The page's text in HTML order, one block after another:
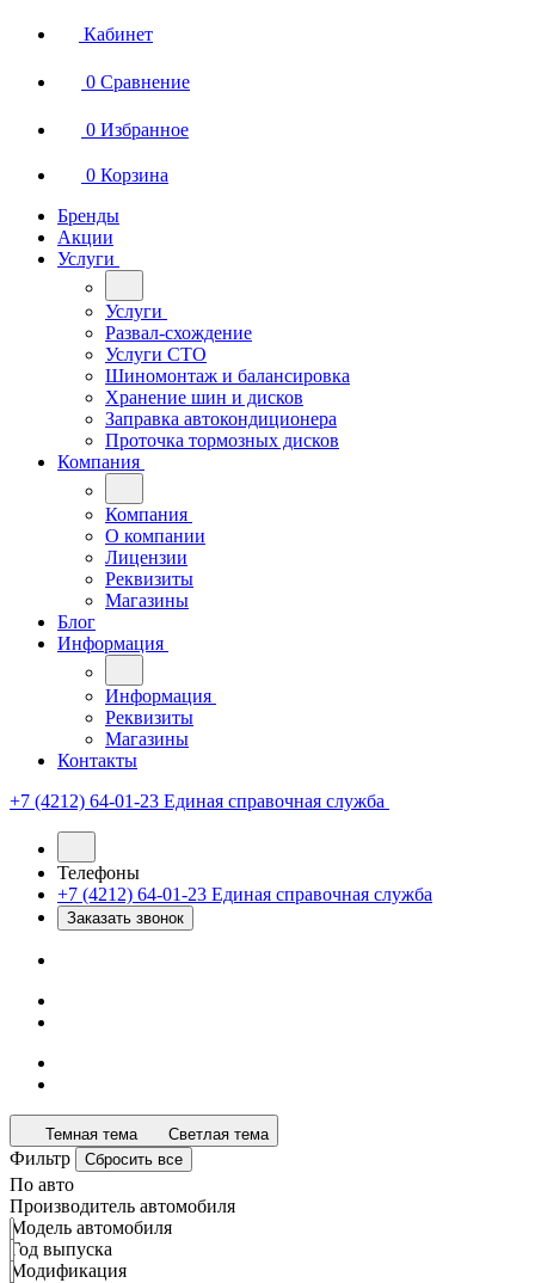
Кабинет
0 Сравнение
0 Избранное
0 Корзина
Бренды
Акции
Услуги
Услуги
Развал-схождение
Услуги СТО
Шиномонтаж и балансировка
Хранение шин и дисков
Заправка автокондиционера
Проточка тормозных дисков
Компания
Компания
О компании
Лицензии
Реквизиты
Магазины
Блог
Информация
Информация
Реквизиты
Магазины
Контакты
+7 (4212) 64-01-23 Единая справочная служба
Телефоны
+7 (4212) 64-01-23 Единая справочная служба
Заказать звонок
Темная тема Светлая тема
Фильтр Сбросить все
По авто
Производитель автомобиля
Модель автомобиля
Год выпуска
Модификация